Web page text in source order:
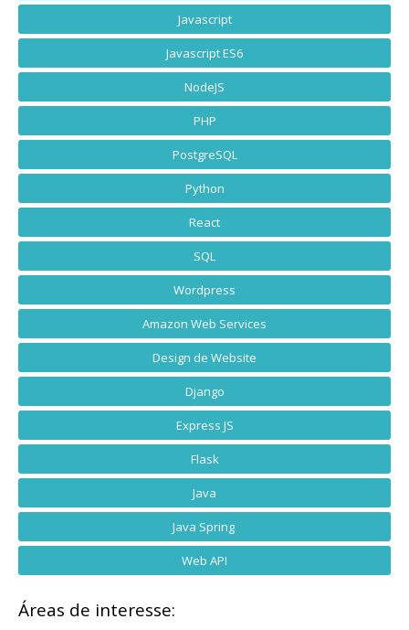
Javascript
Javascript ES6
NodeJS
PHP
PostgreSQL
Python
React
SQL
Wordpress
Amazon Web Services
Design de Website
Django
Express JS
Flask
Java
Java Spring
Web API
Áreas de interesse: